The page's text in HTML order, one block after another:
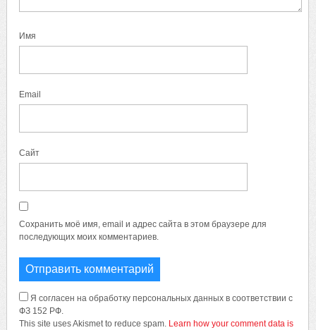
Имя
Email
Сайт
Сохранить моё имя, email и адрес сайта в этом браузере для
последующих моих комментариев.
Я согласен на обработку персональных данных в соответствии с
ФЗ 152 РФ.
This site uses Akismet to reduce spam. Learn how your comment data is